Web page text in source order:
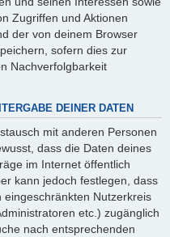
Zugriffen und Aktionen
der von deinem Browser
sofern dies zur
Nachverfolgbarkeit
DEINER DATEN
mit anderen Personen
dass die Daten deines
im Internet öffentlich
kann jedoch festlegen, dass
Nutzerkreis
etc.) zugänglich
nach entsprechenden